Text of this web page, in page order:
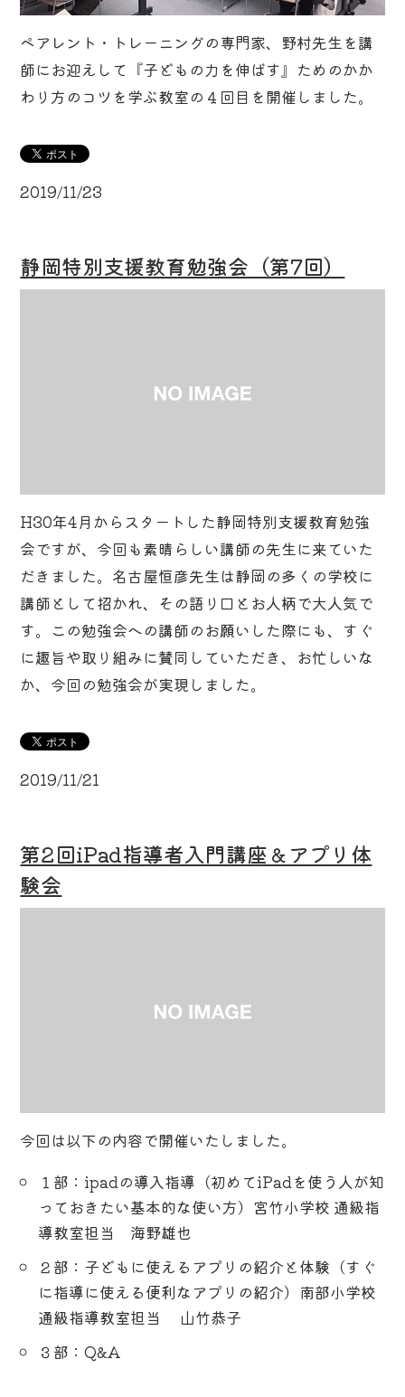
ペアレント・トレーニングの専門家、野村先生を講
師にお迎えして『子どもの力を伸ばす』ためのかか
わり方のコツを学ぶ教室の４回目を開催しました。
2019/11/23
静岡特別支援教育勉強会（第7回）
H30年4月からスタートした静岡特別支援教育勉強
会ですが、今回も素晴らしい講師の先生に来ていた
だきました。名古屋恒彦先生は静岡の多くの学校に
講師として招かれ、その語り口とお人柄で大人気で
す。この勉強会への講師のお願いした際にも、すぐ
に趣旨や取り組みに賛同していただき、お忙しいな
か、今回の勉強会が実現しました。
2019/11/21
第2回iPad指導者入門講座＆アプリ体
験会
今回は以下の内容で開催いたしました。
１部：ipadの導入指導（初めてiPadを使う人が知
っておきたい基本的な使い方）宮竹小学校 通級指
導教室担当 海野雄也
２部：子どもに使えるアプリの紹介と体験（すぐ
に指導に使える便利なアプリの紹介）南部小学校
通級指導教室担当 山竹恭子
３部：Q&A